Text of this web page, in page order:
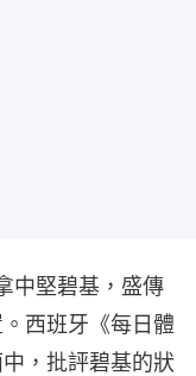
中堅碧基，盛傳
西班牙《每日體
，批評碧基的狀